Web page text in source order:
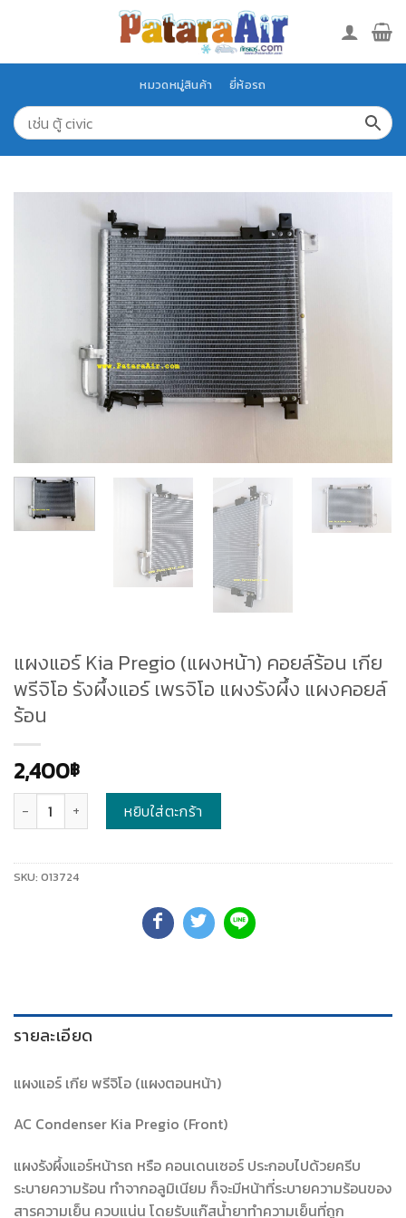
หมวดหมู่สินค้า ยี่ห้อรถ
แผงแอร์ Kia Pregio (แผงหน้า) คอยล์ร้อน เกีย
พรีจิโอ รังผึ้งแอร์ เพรจิโอ แผงรังผึ้ง แผงคอยล์
ร้อน
2,400฿
หยิบใส่ตะกร้า
SKU: 013724
รายละเอียด
แผงแอร์ เกีย พรีจิโอ (แผงตอนหน้า)
AC Condenser Kia Pregio (Front)
แผงรังผึ้งแอร์หน้ารถ หรือ คอนเดนเซอร์ ประกอบไปด้วยครีบ
ระบายความร้อน ทำจากอลูมิเนียม ก็จะมีหน้าที่ระบายความร้อนของ
สารความเย็น ควบแน่น โดยรับแก๊สน้ำยาทำความเย็นที่ถูก